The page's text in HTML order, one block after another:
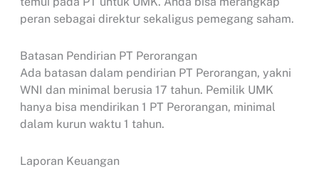
peran sebagai direktur sekaligus pemegang saham.
Batasan Pendirian PT Perorangan
Ada batasan dalam pendirian PT Perorangan, yakni
WNI dan minimal berusia 17 tahun. Pemilik UMK
hanya bisa mendirikan 1 PT Perorangan, minimal
dalam kurun waktu 1 tahun.
Laporan Keuangan